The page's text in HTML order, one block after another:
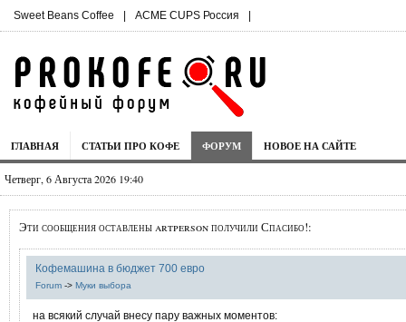
Sweet Beans Coffee | ACME CUPS Россия |
ГЛАВНАЯ СТАТЬИ ПРО КОФЕ ФОРУМ НОВОЕ НА САЙТЕ
Четверг, 6 Августа 2026 19:40
Эти сообщения оставлены artperson получили Спасибо!:
Кофемашина в бюджет 700 евро
Forum -> Муки выбора
на всякий случай внесу пару важных моментов: